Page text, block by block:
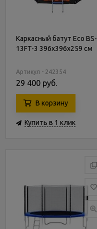
Каркасный батут Eco BS-
13FT-3 396х396х259 см
Артикул - 242354
29 400 руб.
В корзину
Купить в 1 клик